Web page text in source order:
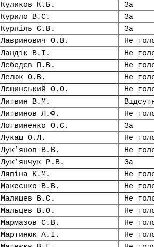
Куликов К.Б.
За
Курило В.С.
За
Курпіль С.В.
За
Лавринович О.В.
Не
Ландік В.І.
Не
Лебедєв П.В.
Не
Лелюк О.В.
Не
Лєщинський О.О.
Не
Литвин В.М.
Литвинов Л.Ф.
Не
Логвиненко О.С.
За
Лукаш О.Л.
Не
Лук’янов В.В.
Не
Лук’янчук Р.В.
За
Ляпіна К.М.
Не
Макеєнко В.В.
Не
Малишев В.С.
Не
Мальцев В.О.
Не
Мармазов Є.В.
Не
Мартинюк А.І.
Не